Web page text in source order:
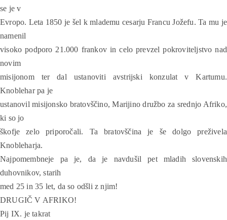
se je v
Evropo. Leta 1850 je šel k mlademu cesarju Francu Jožefu. Ta mu je
namenil
visoko podporo 21.000 frankov in celo prevzel pokroviteljstvo nad
novim
misijonom ter dal ustanoviti avstrijski konzulat v Kartumu.
Knoblehar pa je
ustanovil misijonsko bratovščino, Marijino družbo za srednjo Afriko,
ki so jo
škofje zelo priporočali. Ta bratovščina je še dolgo preživela
Knobleharja.
Najpomembneje pa je, da je navdušil pet mladih slovenskih
duhovnikov, starih
med 25 in 35 let, da so odšli z njim!
DRUGIČ V AFRIKO!
Pij IX. je takrat